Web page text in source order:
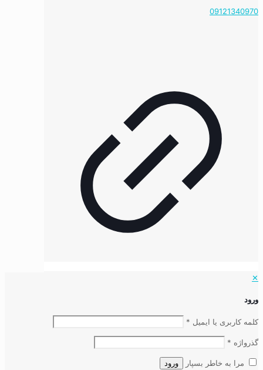
09121340970
✕
ورود
کلمه کاربری یا ایمیل *
گذرواژه *
مرا به خاطر بسپار ورود